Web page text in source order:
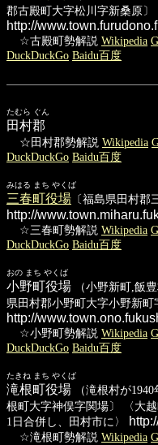
郡古殿町大字松川字新桑原〕
http://
☆古殿町勢解説 Wikipedia
DuckDuckGo Baidu百度
たむら ぐん
田村郡
☆田村郡勢解説 Wikipedia
DuckDuckGo Baidu百度
みはる まち やくば
三春町役場 〔福島県田村郡
http://
☆三春町勢解説 Wikipedia
DuckDuckGo Baidu百度
おの まち やくば
小野町役場 （小野新町,飯
県田村郡小野町大字小野新町
http://
☆小野町勢解説 Wikipedia
DuckDuckGo Baidu百度
たきね まち やくば
滝根町役場 （滝根村が
根町大字神俣字関場〕 〈大
1日合併し、田村市に〉
☆滝根町勢解説 Wikipedia